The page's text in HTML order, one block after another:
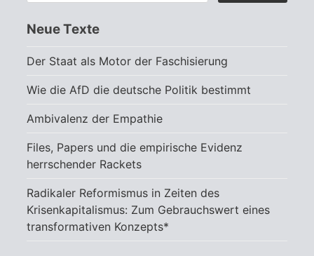
Neue Texte
Der Staat als Motor der Faschisierung
Wie die AfD die deutsche Politik bestimmt
Ambivalenz der Empathie
Files, Papers und die empirische Evidenz
herrschender Rackets
Radikaler Reformismus in Zeiten des
Krisenkapitalismus: Zum Gebrauchswert eines
transformativen Konzepts*